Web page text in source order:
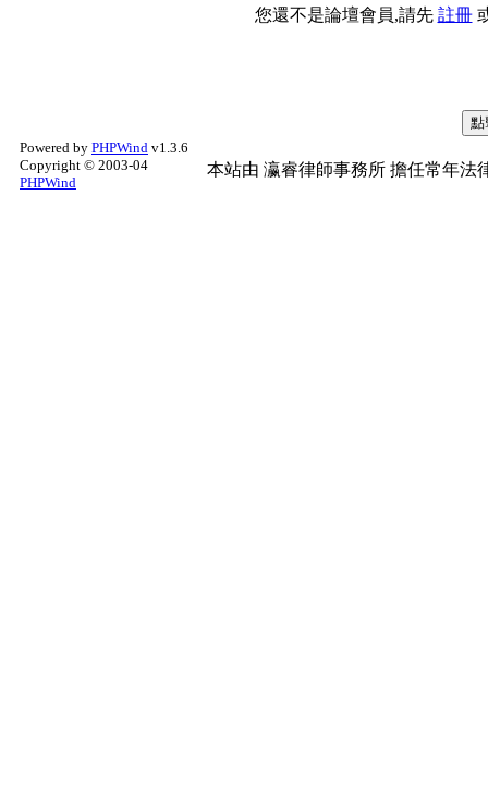
您還不是論壇會員,請先 註冊
Powered by PHPWind v1.3.6
Copyright © 2003-04
PHPWind
本站由 瀛睿律師事務所 擔任常年法